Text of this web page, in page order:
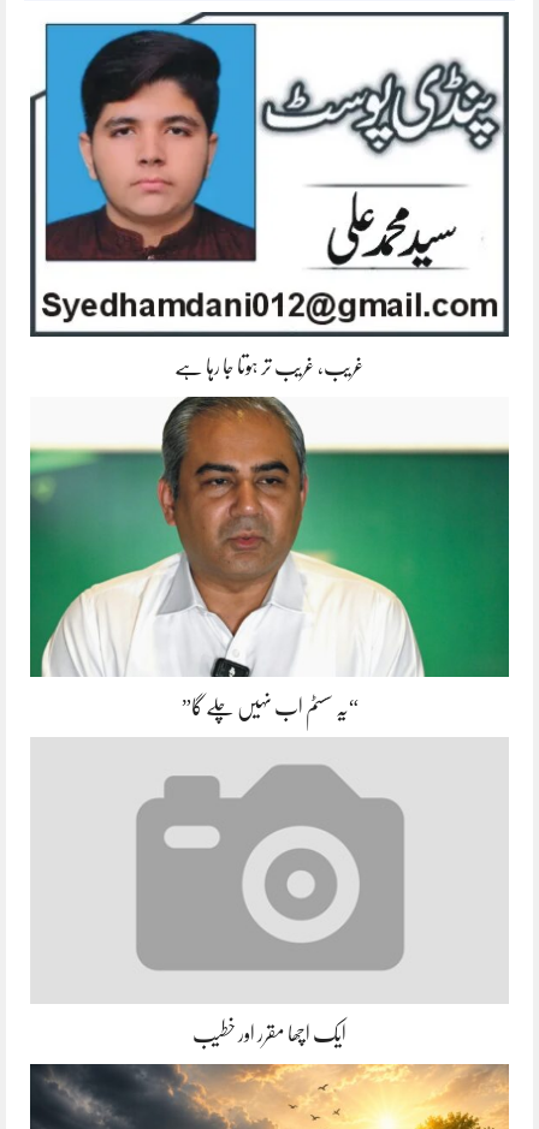
غریب، غریب تر ہوتا جا رہا ہے
“یہ سسٹم اب نہیں چلے گا”
ایک اچھا مقرر اور خطیب